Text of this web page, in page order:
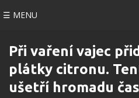
☰ MENU
Při vaření vajec
plátky citronu.
ušetří hromadu